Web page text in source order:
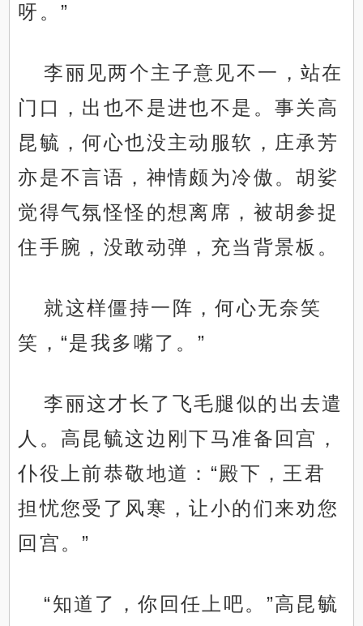
呀。”
李丽见两个主子意见不一，站在
门口，出也不是进也不是。事关高
昆毓，何心也没主动服软，庄承芳
亦是不言语，神情颇为冷傲。胡娑
觉得气氛怪怪的想离席，被胡参捉
住手腕，没敢动弹，充当背景板。
就这样僵持一阵，何心无奈笑
笑，“是我多嘴了。”
李丽这才长了飞毛腿似的出去遣
人。高昆毓这边刚下马准备回宫，
仆役上前恭敬地道：“殿下，王君
担忧您受了风寒，让小的们来劝您
回宫。”
“知道了，你回任上吧。”高昆毓